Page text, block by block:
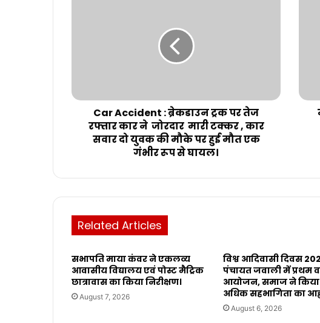
Car Accident : ब्रेकडाउन ट्रक पर तेज
रफ्तार कार ने जोरदार मारी टक्कर , कार
सवार दो युवक की मौके पर हुई मौत एक
गंभीर रूप से घायल।
Related Articles
सभापति माया कंवर ने एकलव्य
आवासीय विद्यालय एवं पोस्ट मैट्रिक
छात्रावास का किया निरीक्षण।
August 7, 2026
विश्व आदिवासी दिवस
पंचायत जवाली में प्रथम
आयोजन, समाज ने
अधिक सहभागिता का
August 6, 2026